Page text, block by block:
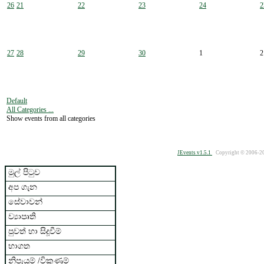
26 21 22 23 24
27 28 29 30 1 2
Default
All Categories ...
Show events from all categories
JEvents v1.5.1 Copyright © 2006-
මුල් පිටුව
අප ගැන
සේවාවන්
ව්‍යාපෘති
පුවත් හා සිදූවීම්
භාගත
නිපැයුම් /විකුණුම්